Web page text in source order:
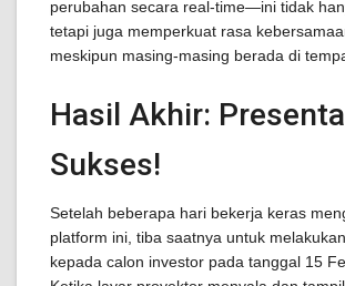
perubahan secara real-time—ini tidak
tetapi juga memperkuat rasa
meskipun masing-masing berada di
Hasil Akhir:
Sukses!
Setelah beberapa hari bekerja keras
platform ini, tiba saatnya untuk
kepada calon investor pada tanggal 15